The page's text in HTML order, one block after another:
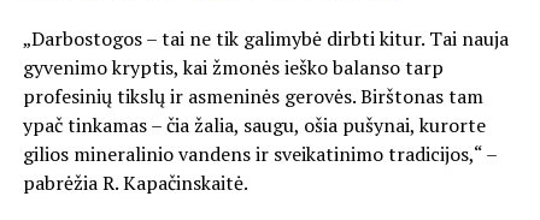
„Darbostogos – tai ne tik galimybė dirbti kitur. Tai nauja
gyvenimo kryptis, kai žmonės ieško balanso tarp
profesinių tikslų ir asmeninės gerovės. Birštonas tam
ypač tinkamas – čia žalia, saugu, ošia pušynai, kurorte
gilios mineralinio vandens ir sveikatinimo tradicijos,“ –
pabrėžia R. Kapačinskaitė.